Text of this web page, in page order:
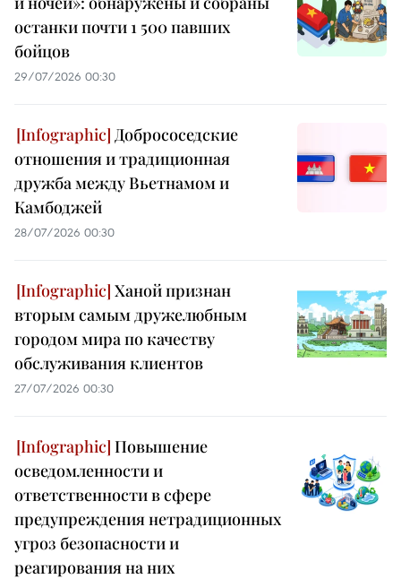
останки почти 1 500 павших
бойцов
29/07/2026 00:30
Добрососедские
отношения и традиционная
дружба между Вьетнамом и
Камбоджей
28/07/2026 00:30
Ханой признан
вторым самым дружелюбным
городом мира по качеству
обслуживания клиентов
27/07/2026 00:30
Повышение
осведомленности и
ответственности в сфере
предупреждения нетрадиционных
угроз безопасности и
реагирования на них